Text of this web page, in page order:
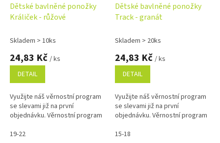
Dětské bavlněné ponožky
Králiček - růžové
Skladem > 10ks
24,83 Kč / ks
DETAIL
Využijte náš věrnostní program
se slevami již na první
objednávku. Věrnostní program
19-22
Dětské bavlněné ponožky
Track - granát
Skladem > 20ks
24,83 Kč / ks
DETAIL
Využijte náš věrnostní program
se slevami již na první
objednávku. Věrnostní program
15-18